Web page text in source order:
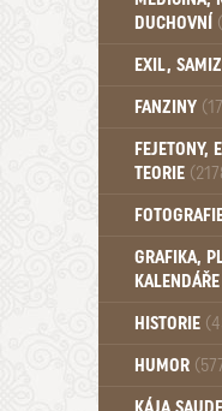
DUCHOVNÍ
EXIL,
FANZINY
FEJETONY,
TEORIE
Citáty,
GRAFIKA,
KALENDÁŘE
HISTORIE
Mytologie,
HUMOR